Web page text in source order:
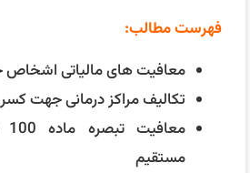
فهرست مطالب:
معافیت های مالیاتی
تکالیف مراکز درمانی جهت
مستقیم